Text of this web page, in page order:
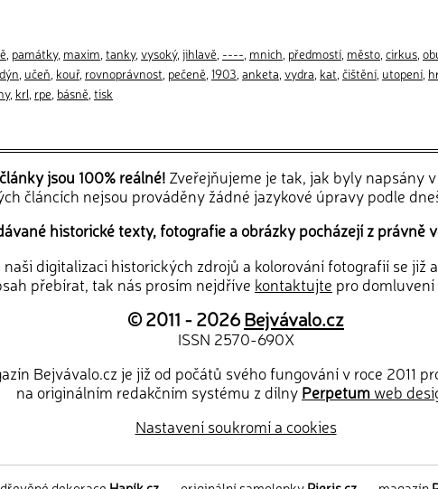
památky, maxim tanky, vysoký, jihlavě ---- mnich předmostí město cirkus
učeň kouř, rovnoprávnost pečeně 1903 anketa vydra kat čištění utopení
, krl rpe básně tisk
jsou 100% reálné! Zveřejňujeme je tak, jak byly napsány
článcích nejsou prováděny žádné jazykové úpravy podle
historické texty, fotografie a obrázky pocházejí z právně
naši digitalizaci historických zdrojů a kolorování fotografií se již
přebírat, tak nás prosím nejdříve kontaktujte pro domluvení
© 2011 - 2026Bejvávalo.cz
ISSN 2570-690X
Bejvávalo.cz je již od počátů svého fungování v roce 2011
na originálním redakčním systému z dílny Perpetumweb
Nastavení soukromí a cookies